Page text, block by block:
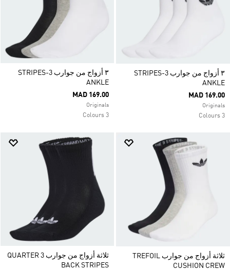
٣ أزواج من جوارب 3-STRIPES
ANKLE
MAD 169.00
Originals
3 Colours
٣ أزواج من جوارب 3-STRIPES
ANKLE
MAD 169.00
Originals
3 Colours
ثلاثة أزواج من جوارب TREFOIL
CUSHION CREW
ثلاثة أزواج من جوارب QUARTER 3
BACK STRIPES